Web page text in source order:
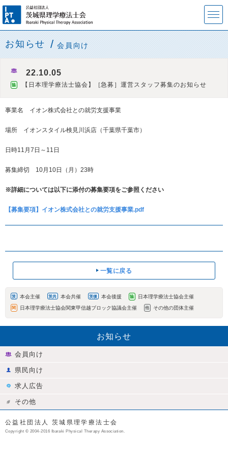
お知らせ 会員向け
22.10.05
協 【日本理学療法士協会】［急募］運営スタッフ募集のお知らせ
事業名 イオン株式会社との就労支援事業
場所 イオンスタイル検見川浜店（千葉県千葉市）
日時11月7日～11日
募集締切 10月10日（月）23時
※詳細については以下に添付の募集要項をご参照ください
【募集要項】イオン株式会社との就労支援事業.pdf
一覧に戻る
茨 本会主催 茨共 本会共催 茨後 本会後援 協 日本理学療法士協会主催
関 日本理学療法士協会関東甲信越ブロック協議会主催 他 その他の団体主催
お知らせ
会員向け
県民向け
求人広告
その他
公益社団法人 茨城県理学療法士会
Copyright © 2004-2016 Ibaraki Physical Therapy Association.